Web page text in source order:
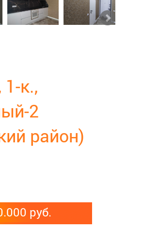
к.,
2
район)
руб.